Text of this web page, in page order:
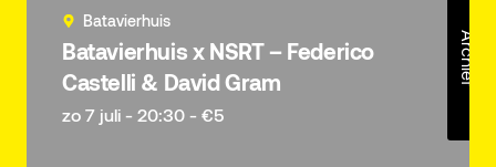
Archief
Batavierhuis
Batavierhuis x NSRT – Federico
Castelli & David Gram
zo 7 juli - 20:30 - €5